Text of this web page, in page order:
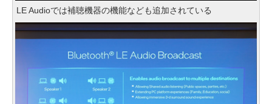
LE Audioでは補聴機器の機能なども追加されている